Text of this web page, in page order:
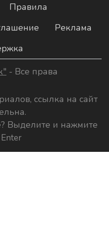
Правила
Реклама
- Все права
ссылка на сайт
Выделите и нажмите